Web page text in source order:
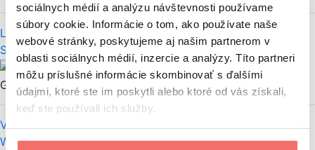
sociálnych médií a analýzu návštevnosti používame
súbory cookie. Informácie o tom, ako používate naše
webové stránky, poskytujeme aj našim partnerom v
oblasti sociálnych médií, inzercie a analýzy. Títo partneri
môžu príslušné informácie skombinovať s ďalšími
údajmi, ktoré ste im poskytli alebo ktoré od vás získali,
keď ste používali ich služby.
LinkedIn: Budujte si profesionálny brand
SocialKomunikácia LinkedInObchod
Alex
Gerbóc
Vytvorte si virtuálnu vizitku pre vaše podnikanie
WorklifeObchod